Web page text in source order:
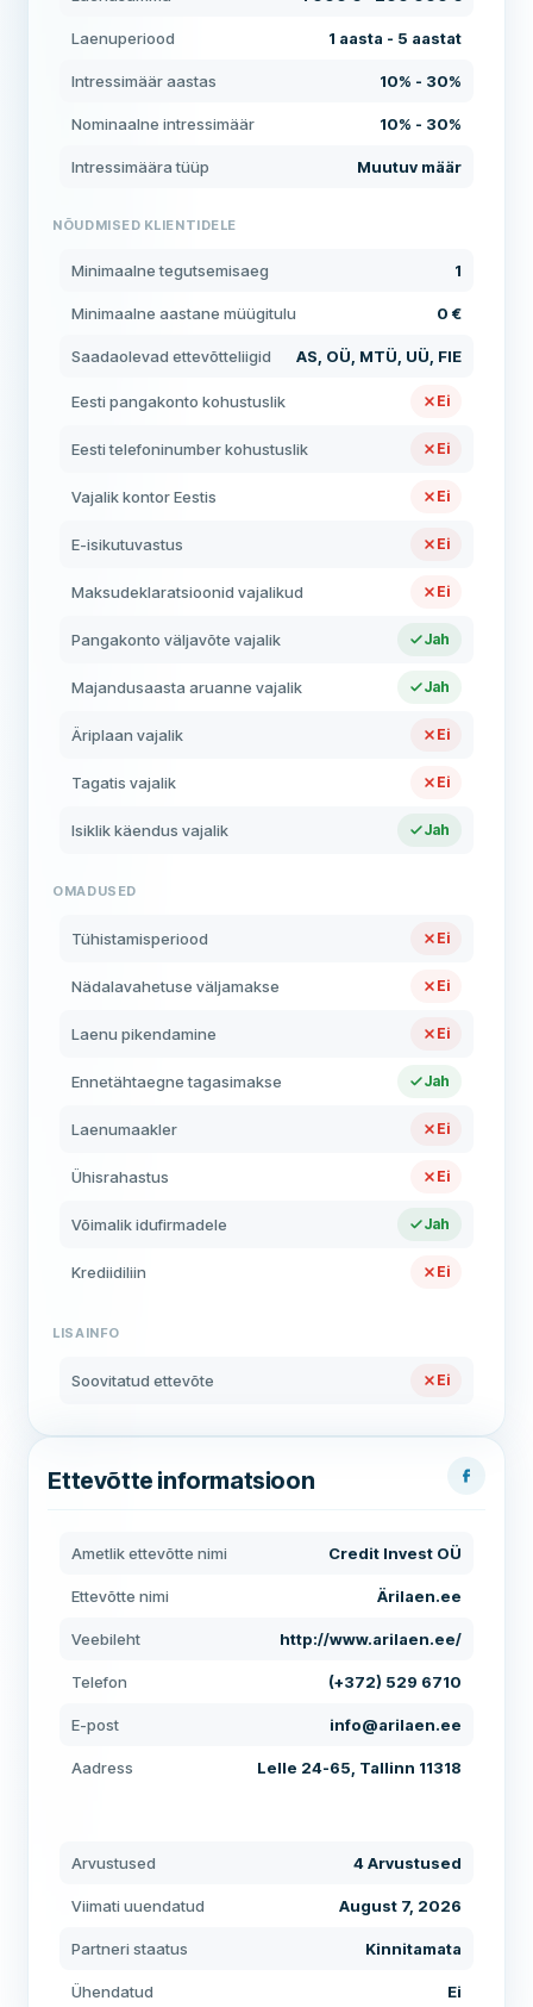
Laenuperiood 1 aasta - 5 aastat
Intressimäär aastas 10% - 30%
Nominaalne intressimäär 10% - 30%
Intressimäära tüüp Muutuv määr
NÕUDMISED KLIENTIDELE
Minimaalne tegutsemisaeg 1
Minimaalne aastane müügitulu 0 €
Saadaolevad ettevõtteliigid AS, OÜ, MTÜ, UÜ, FIE
Eesti pangakonto kohustuslik Ei
Eesti telefoninumber kohustuslik Ei
Vajalik kontor Eestis Ei
E-isikutuvastus Ei
Maksudeklaratsioonid vajalikud Ei
Pangakonto väljavõte vajalik Jah
Majandusaasta aruanne vajalik Jah
Äriplaan vajalik Ei
Tagatis vajalik Ei
Isiklik käendus vajalik Jah
OMADUSED
Tühistamisperiood Ei
Nädalavahetuse väljamakse Ei
Laenu pikendamine Ei
Ennetähtaegne tagasimakse Jah
Laenumaakler Ei
Ühisrahastus Ei
Võimalik idufirmadele Jah
Krediidiliin Ei
LISAINFO
Soovitatud ettevõte Ei
Ettevõtte informatsioon
Ametlik ettevõtte nimi Credit Invest OÜ
Ettevõtte nimi Ärilaen.ee
Veebileht http://www.arilaen.ee/
Telefon (+372) 529 6710
E-post info@arilaen.ee
Aadress Lelle 24-65, Tallinn 11318
Arvustused 4 Arvustused
Viimati uuendatud August 7, 2026
Partneri staatus Kinnitamata
Ühendatud Ei